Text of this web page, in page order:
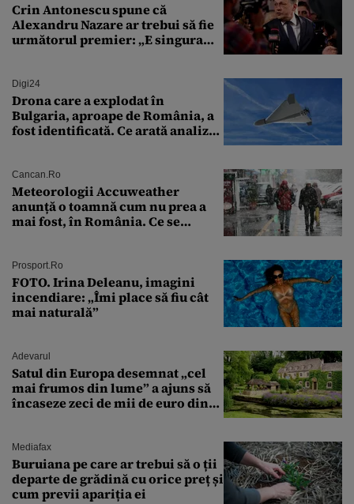
Crin Antonescu spune că
Alexandru Nazare ar trebui să fie
următorul premier: „E singura
Digi24
Drona care a explodat în
Bulgaria, aproape de România, a
fost identificată. Ce arată analiza
Cancan.ro
Meteorologii Accuweather
anunță o toamnă cum nu prea a
mai fost, în România. Ce se
București. Pe ce dată ninge
Prosport.ro
FOTO. Irina Deleanu, imagini
incendiare: „Îmi place să fiu cât
mai naturală”
Adevarul
Satul din Europa desemnat „cel
mai frumos din lume” a ajuns să
încaseze zeci de mii de euro din
Mediafax
Buruiana pe care ar trebui să o ții
departe de grădină cu orice preț și
cum previi apariția ei